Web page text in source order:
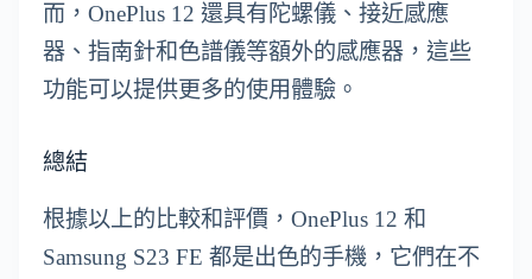
而，OnePlus 12 還具有陀螺儀、接近感應
器、指南針和色譜儀等額外的感應器，這些
功能可以提供更多的使用體驗。
總結
根據以上的比較和評價，OnePlus 12 和
Samsung S23 FE 都是出色的手機，它們在不